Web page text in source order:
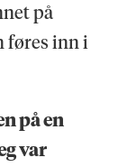
på
føres inn i
på en
var